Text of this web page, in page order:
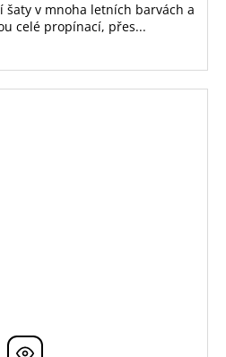
šaty v mnoha letních barvách a
celé propínací, přes...